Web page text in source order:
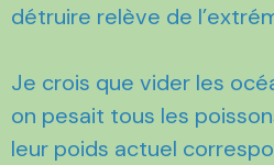
détruire relève de
Je crois que vider les
on pesait tous les
leur poids actuel